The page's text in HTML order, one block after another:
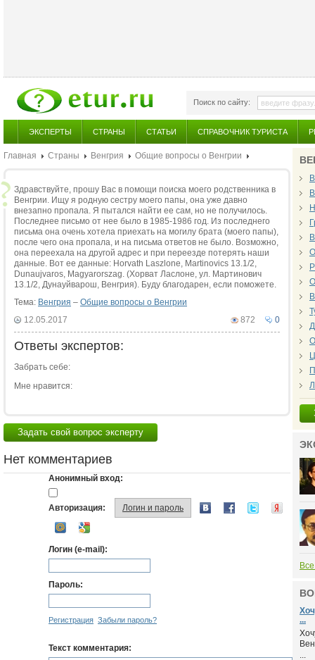
Поиск по сайту:
ЭКСПЕРТЫ СТРАНЫ СТАТЬИ СПРАВОЧНИК ТУРИСТА
Главная Страны Венгрия Общие вопросы о Венгрии
Здравствуйте, прошу Вас в помощи поиска моего родственника в
Венгрии. Ищу я родную сестру моего папы, она уже давно
внезапно пропала. Я пытался найти ее сам, но не получилось.
Последнее письмо от нее было в 1985-1986 год. Из последнего
письма она очень хотела приехать на могилу брата (моего папы),
после чего она пропала, и на письма ответов не было. Возможно,
она переехала на другой адрес и при переезде потерять наши
данные. Вот ее данные: Horvath Laszlone, Martinovics 13.1/2,
Dunaujvaros, Magyarorszag. (Хорват Ласлоне, ул. Мартинович
13.1/2, Дунауйварош, Венгрия). Буду благодарен, если поможете.
Тема: Венгрия – Общие вопросы о Венгрии
0
872
12.05.2017
Ответы экспертов:
Забрать себе:
Мне нравится:
Задать свой вопрос эксперту
Нет комментариев
Анонимный вход:
Авторизация: Логин и пароль
Логин (e-mail):
Пароль:
Регистрация Забыли пароль?
Текст комментария:
...
...